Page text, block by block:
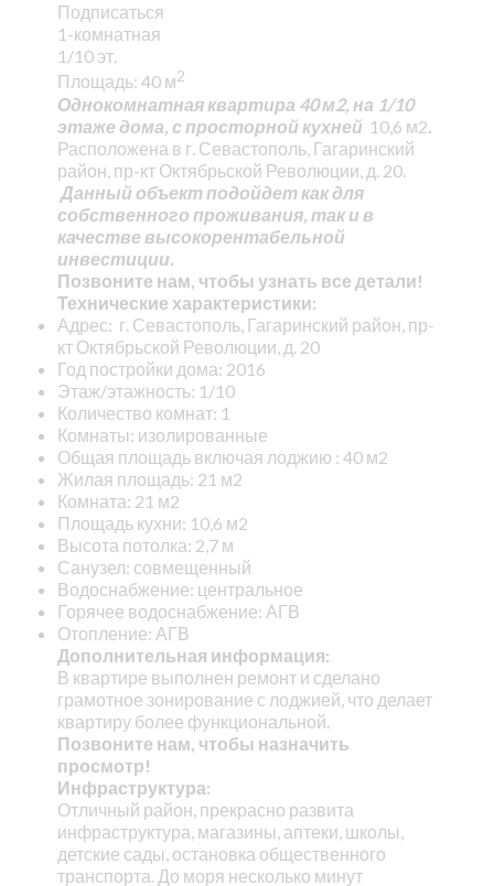
Подписаться
1-комнатная
1/10 эт.
Площадь: 40 м2
Однокомнатная квартира 40 м2, на 1/10
этаже дома, с просторной кухней 10,6 м2
Расположена в г. Севастополь, Гагаринский
район, пр-кт Октябрьской Революции, д. 20.
Данный объект подойдет как для
собственного проживания, так и в
качестве высокорентабельной
инвестиции.
Позвоните нам, чтобы узнать все детали!
Технические характеристики:
Адрес: г. Севастополь, Гагаринский район, пр-
кт Октябрьской Революции, д. 20
Год постройки дома: 2016
Этаж/этажность: 1/10
Количество комнат: 1
Комнаты: изолированные
Общая площадь включая лоджию : 40 м2
Жилая площадь: 21 м2
Комната: 21 м2
Площадь кухни: 10,6 м2
Высота потолка: 2,7 м
Санузел: совмещенный
Водоснабжение: центральное
Горячее водоснабжение: АГВ
Отопление: АГВ
Дополнительная информация:
В квартире выполнен ремонт и сделано
грамотное зонирование с лоджией, что делает
квартиру более функциональной.
Позвоните нам, чтобы назначить
просмотр!
Инфраструктура:
Отличный район, прекрасно развита
инфраструктура, магазины, аптеки, школы,
детские сады, остановка общественного
транспорта. До моря несколько минут